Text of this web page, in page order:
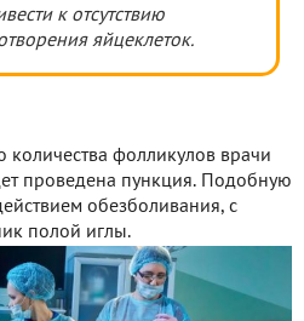
к отсутствию
яйцеклеток.
количества фолликулов врачи
проведена пункция. Подобную
обезболивания, с
полой иглы.